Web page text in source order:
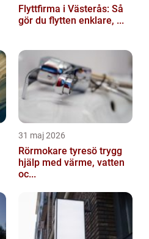
Flyttfirma i Västerås: Så
gör du flytten enklare, ...
31 maj 2026
Rörmokare tyresö trygg
hjälp med värme, vatten
oc...